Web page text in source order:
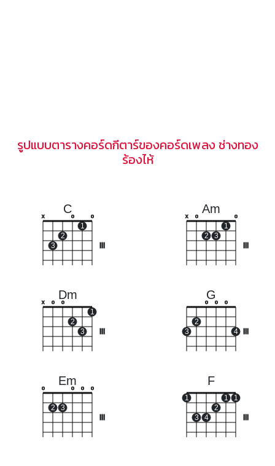
รูปแบบตารางคอร์ดกีตาร์ของคอร์ดเพลง ช่างทอง
ร้องไห้
C
x
3
2
o
1
o
Am
x o
2 3
1
o
Dm
x o o
2
3
1
G
3
2
o o o
4
Em
o
2 3
o o o
F
1
3 4
2
1 1